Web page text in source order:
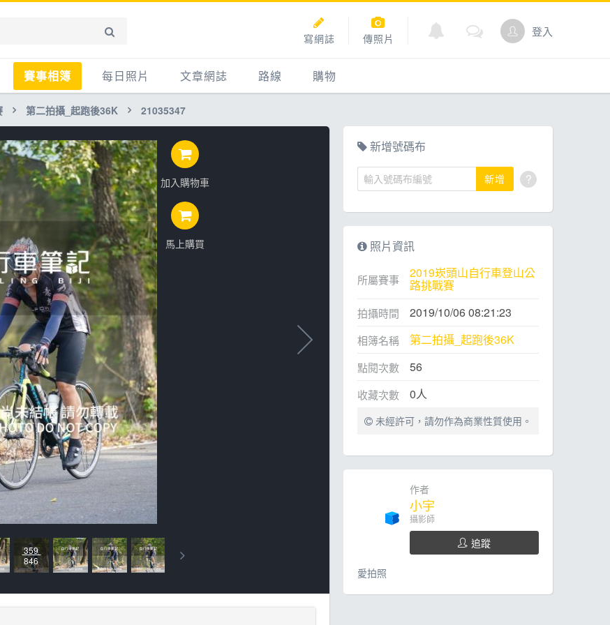
寫網誌 傳照片 登入
去
賽事相簿
賽事影音相簿
自行車好影片
每日照片 文章網誌
網誌
知識
新聞
產品
賽事
心得
路線 購物
點數商城
第二拍攝_起跑後36K 21035347
加入購物車
馬上購買
359
846
新增號碼布
新增 ?
照片資訊
所屬賽事 2019崁頭山自行車登山公
路挑戰賽
拍攝時間 2019/10/06 08:21:23
相簿名稱 第二拍攝_起跑後36K
點閱次數 56
收藏次數 0人
未經許可，請勿作為商業性質使用。
作者
小宇
攝影師
追蹤
愛拍照